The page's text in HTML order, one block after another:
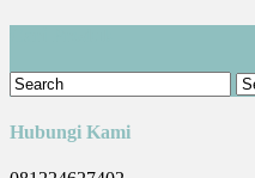
Hubungi Kami